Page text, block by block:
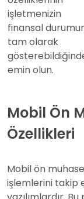
işletmenizin
finansal
tam olarak
emin olun.
Mobil Ön
Özellikleri
Mobil ön
işlemlerini takip